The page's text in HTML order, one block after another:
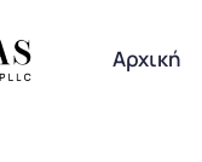
Αρχική